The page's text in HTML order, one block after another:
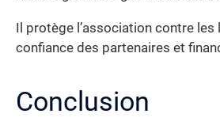
Il protège l’association contre
confiance des partenaires et
Conclusion